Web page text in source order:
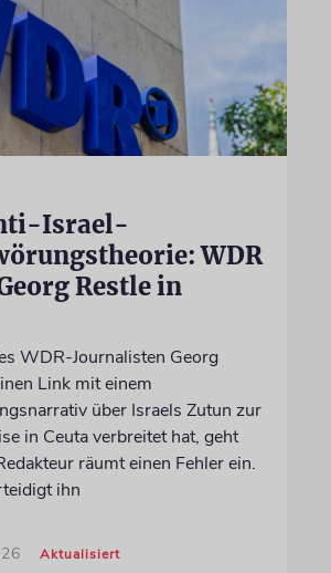
Israel-
WDR
Restle in
WDR-Journalisten Georg
Link mit einem
über Israels Zutun zur
in Ceuta verbreitet hat, geht
räumt einen Fehler ein.
ihn
Aktualisiert